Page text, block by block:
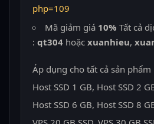
php=109
Mã giảm giá 10% Tất cả
: qt304hoặc xuanhieu,
Áp dụng cho tất cả sản phẩm
Host SSD 1 GB, Host SSD 2
Host SSD 6 GB, Host SSD 8